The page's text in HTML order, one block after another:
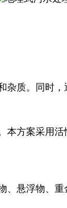
杂质。同时，
方案采用
、悬浮物、